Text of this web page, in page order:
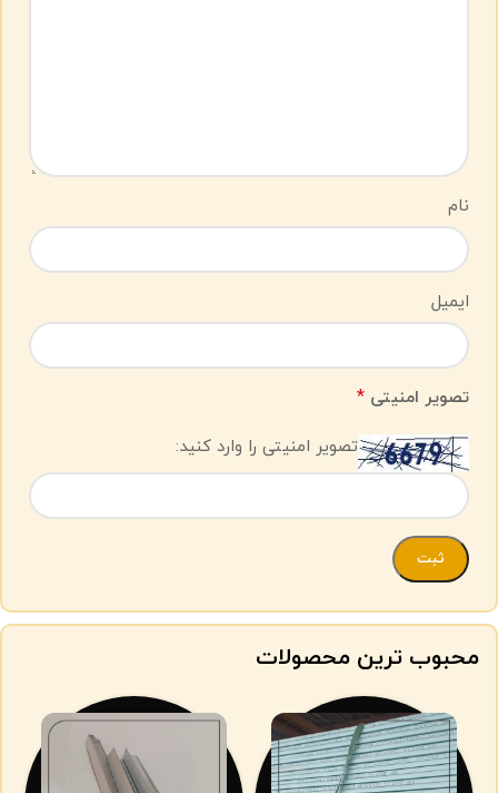
نام
ایمیل
تصویر امنیتی *
تصویر امنیتی را وارد کنید:
محبوب ترین محصولات